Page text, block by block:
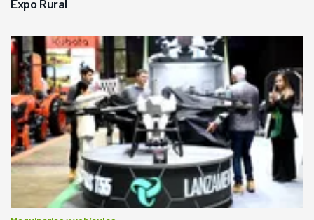
Expo Rural